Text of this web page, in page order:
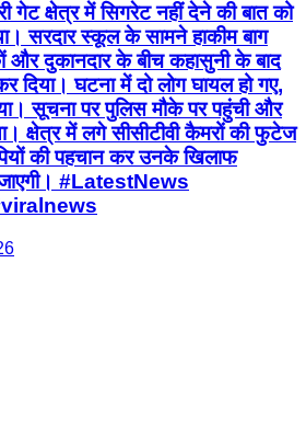
गेट क्षेत्र में सिगरेट नहीं देने की बात को
सरदार स्कूल के सामने हाकीम बाग
दुकानदार के बीच कहासुनी के बाद
दिया। घटना में दो लोग घायल हो गए,
सूचना पर पुलिस मौके पर पहुंची और
क्षेत्र में लगे सीसीटीवी कैमरों की फुटेज
की पहचान कर उनके खिलाफ
जाएगी। #LatestNews